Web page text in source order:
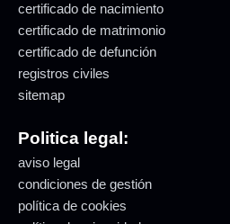
certificado de nacimiento
certificado de matrimonio
certificado de defunción
registros civiles
sitemap
Politica legal:
aviso legal
condiciones de gestión
política de cookies